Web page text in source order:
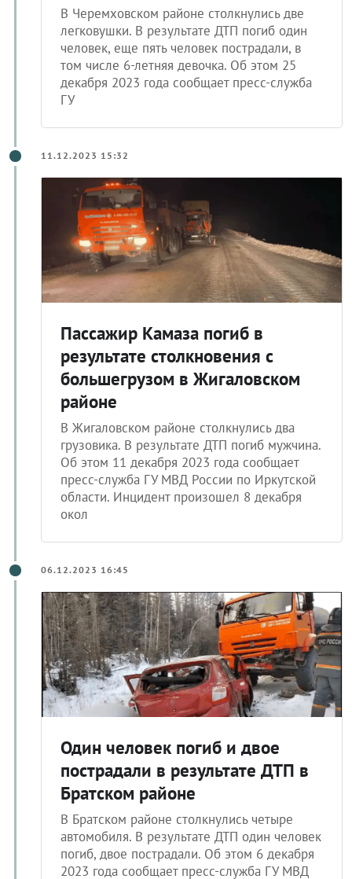
В Черемховском районе столкнулись две
легковушки. В результате ДТП погиб один
человек, еще пять человек пострадали, в
том числе 6-летняя девочка. Об этом 25
декабря 2023 года сообщает пресс-служба
ГУ
11.12.2023 15:32
Пассажир Камаза погиб в
результате столкновения с
большегрузом в Жигаловском
районе
В Жигаловском районе столкнулись два
грузовика. В результате ДТП погиб мужчина.
Об этом 11 декабря 2023 года сообщает
пресс-служба ГУ МВД России по Иркутской
области. Инцидент произошел 8 декабря
окол
06.12.2023 16:45
Один человек погиб и двое
пострадали в результате ДТП в
Братском районе
В Братском районе столкнулись четыре
автомобиля. В результате ДТП один человек
погиб, двое пострадали. Об этом 6 декабря
2023 года сообщает пресс-служба ГУ МВД